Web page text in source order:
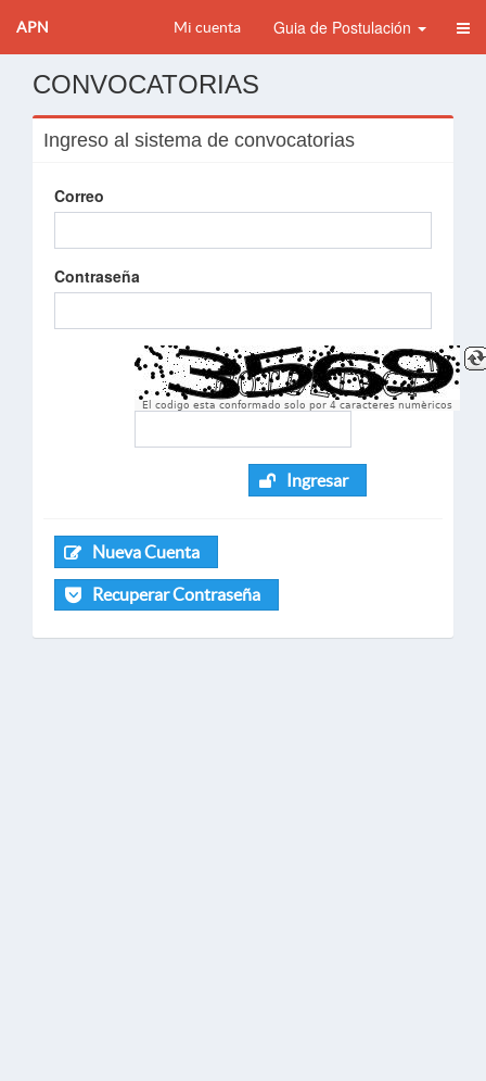
APN Mi cuenta Guia de Postulación
CONVOCATORIAS
Ingreso al sistema de convocatorias
Correo
Contraseña
El codigo esta conformado solo por 4 caracteres numèricos
Ingresar
Nueva Cuenta
Recuperar Contraseña